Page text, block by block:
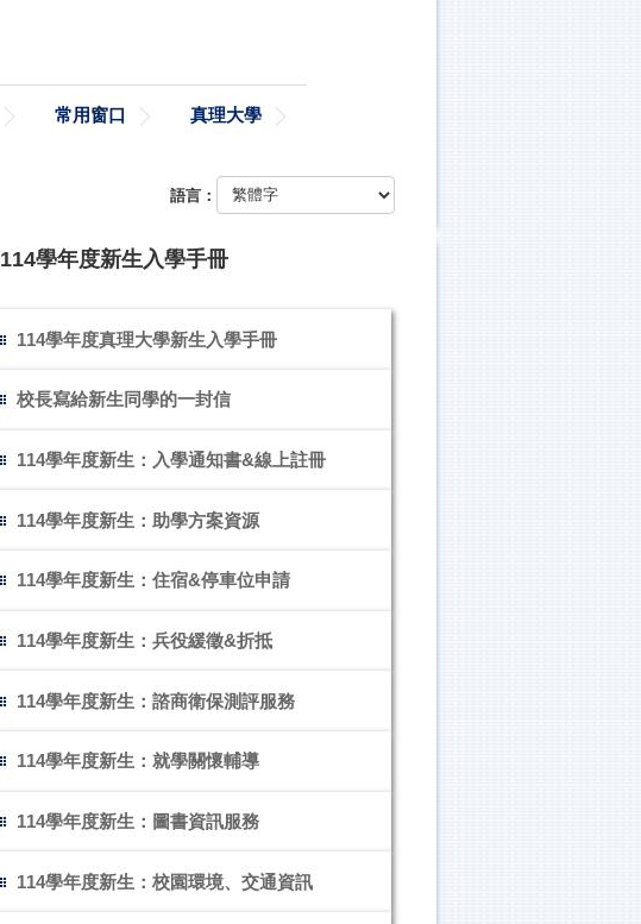
常用窗口 真理大學
語言：
114學年度新生入學手冊
114學年度真理大學新生入學手冊
校長寫給新生同學的一封信
114學年度新生：入學通知書&線上註冊
114學年度新生：助學方案資源
114學年度新生：住宿&停車位申請
114學年度新生：兵役緩徵&折抵
114學年度新生：諮商衛保測評服務
114學年度新生：就學關懷輔導
114學年度新生：圖書資訊服務
114學年度新生：校園環境、交通資訊